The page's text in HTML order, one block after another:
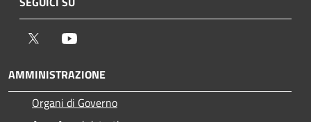
Twitter
AMMINISTRAZIONE
Organi di Governo